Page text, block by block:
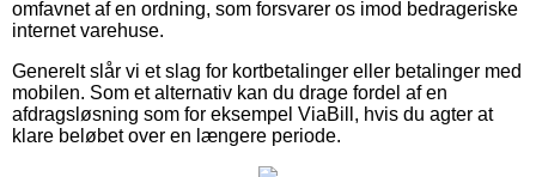
omfavnet af en ordning, som forsvarer os imod bedrageriske
internet varehuse.
Generelt slår vi et slag for kortbetalinger eller betalinger med
mobilen. Som et alternativ kan du drage fordel af en
afdragsløsning som for eksempel ViaBill, hvis du agter at
klare beløbet over en længere periode.